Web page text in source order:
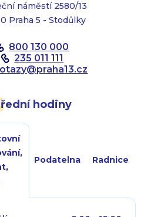
náměstí 2580/13
Praha 5 - Stodůlky
800 130 000
235 011 111
@praha13.cz
hodiny
Podatelna Radnice